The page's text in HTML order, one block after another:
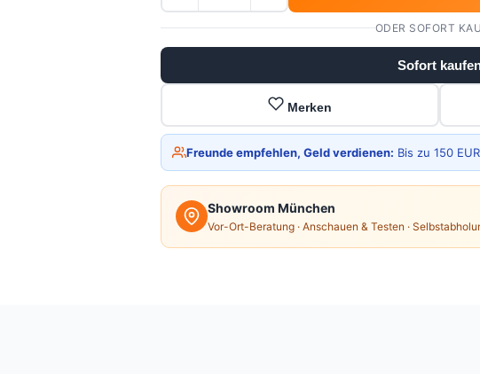
ODER SOFORT
Sofort
Merken
Freunde empfehlen, Geld verdienen: Bis zu 150
Showroom München
Vor-Ort-Beratung · Anschauen & Testen ·